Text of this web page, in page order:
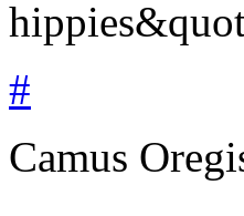
#
Camus